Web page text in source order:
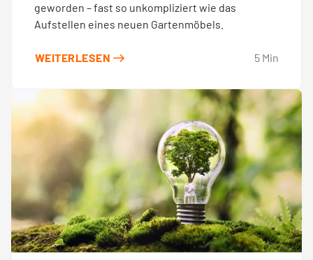
Tarifwechsel leicht gemacht
Kontakt
Service vor Ort
VORTEILE
Energiespar-Programm
Kunden werben
geworden – fast so unkompliziert wie das
Aufstellen eines neuen Gartenmöbels.
WEITERLESEN 5 Min